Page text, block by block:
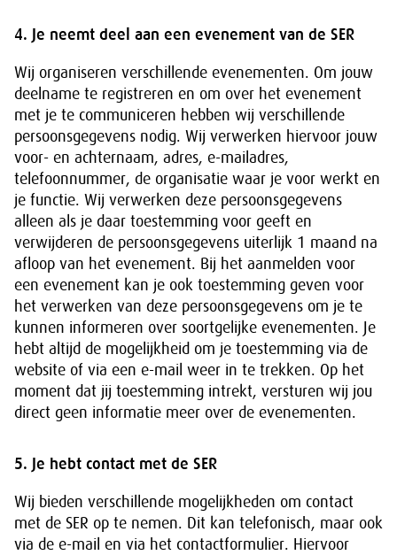
4. Je neemt deel aan een evenement van de SER
Wij organiseren verschillende evenementen. Om jouw
deelname te registreren en om over het evenement
met je te communiceren hebben wij verschillende
persoonsgegevens nodig. Wij verwerken hiervoor jouw
voor- en achternaam, adres, e-mailadres,
telefoonnummer, de organisatie waar je voor werkt en
je functie. Wij verwerken deze persoonsgegevens
alleen als je daar toestemming voor geeft en
verwijderen de persoonsgegevens uiterlijk 1 maand na
afloop van het evenement. Bij het aanmelden voor
een evenement kan je ook toestemming geven voor
het verwerken van deze persoonsgegevens om je te
kunnen informeren over soortgelijke evenementen. Je
hebt altijd de mogelijkheid om je toestemming via de
website of via een e-mail weer in te trekken. Op het
moment dat jij toestemming intrekt, versturen wij jou
direct geen informatie meer over de evenementen.
5. Je hebt contact met de SER
Wij bieden verschillende mogelijkheden om contact
met de SER op te nemen. Dit kan telefonisch, maar ook
via de e-mail en via het contactformulier. Hiervoor